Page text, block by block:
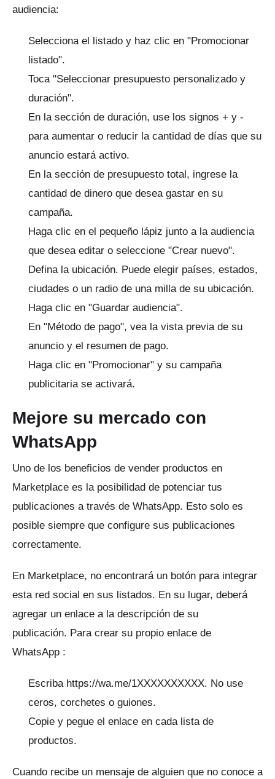
audiencia:
Selecciona el listado y haz clic en "Promocionar
listado".
Toca "Seleccionar presupuesto personalizado y
duración".
En la sección de duración, use los signos + y -
para aumentar o reducir la cantidad de días que su
anuncio estará activo.
En la sección de presupuesto total, ingrese la
cantidad de dinero que desea gastar en su
campaña.
Haga clic en el pequeño lápiz junto a la audiencia
que desea editar o seleccione "Crear nuevo".
Defina la ubicación. Puede elegir países, estados,
ciudades o un radio de una milla de su ubicación.
Haga clic en "Guardar audiencia".
En "Método de pago", vea la vista previa de su
anuncio y el resumen de pago.
Haga clic en "Promocionar" y su campaña
publicitaria se activará.
Mejore su mercado con
WhatsApp
Uno de los beneficios de vender productos en
Marketplace es la posibilidad de potenciar tus
publicaciones a través de WhatsApp. Esto solo es
posible siempre que configure sus publicaciones
correctamente.
En Marketplace, no encontrará un botón para integrar
esta red social en sus listados. En su lugar, deberá
agregar un enlace a la descripción de su
publicación. Para crear su propio enlace de
WhatsApp :
Escriba https://wa.me/1XXXXXXXXXX. No use
ceros, corchetes o guiones.
Copie y pegue el enlace en cada lista de
productos.
Cuando recibe un mensaje de alguien que no conoce a